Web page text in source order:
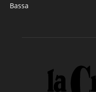
Bassa